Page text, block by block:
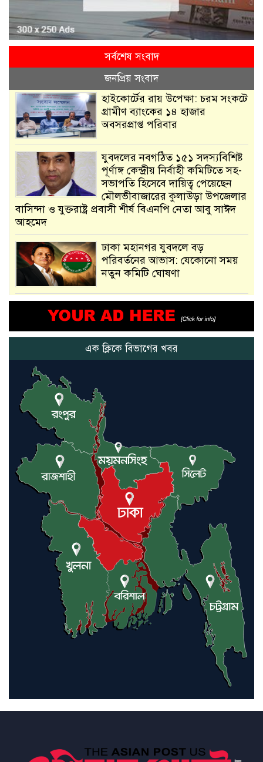
সর্বশেষ সংবাদ
জনপ্রিয় সংবাদ
হাইকোর্টের রায় উপেক্ষা: চরম সংকটে
গ্রামীণ ব্যাংকের ১৪ হাজার
অবসরপ্রাপ্ত পরিবার
যুবদলের নবগঠিত ১৫১ সদস্যবিশিষ্ট
পূর্ণাঙ্গ কেন্দ্রীয় নির্বাহী কমিটিতে সহ-
সভাপতি হিসেবে দায়িত্ব পেয়েছেন
মৌলভীবাজারের কুলাউড়া উপজেলার
বাসিন্দা ও যুক্তরাষ্ট্র প্রবাসী শীর্ষ বিএনপি নেতা আবু সাঈদ
আহমেদ
ঢাকা মহানগর যুবদলে বড়
পরিবর্তনের আভাস: যেকোনো সময়
নতুন কমিটি ঘোষণা
মানুষের উপকার হয় : প্রধানমন্ত্রী
যুক্তরাষ্ট্র ও ইসরায়েল বাদে হরমুজ
প্রণালি সবার জন্য উন্মুক্ত: আরাকচি
এবার চীনের দ্বারস্থ হলেন ডোনাল্ড
ট্রাম্প
ইরানে কঠোর হামলা অব্যাহত রাখতে
ট্রাম্পকে আহ্বান সৌদি আরবের
ইরাকসহ মধ্যপ্রাচ্যে ২৪ হামলা চালাল
ইরানপন্থি গোষ্ঠী
হরমুজ প্রণালী সুরক্ষায় মিত্ররা সাহায্য
না করলে ন্যাটোর ভবিষ্যৎ খারাপ
এক ক্লিকে বিভাগের খবর